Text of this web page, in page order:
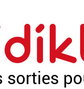
sorties